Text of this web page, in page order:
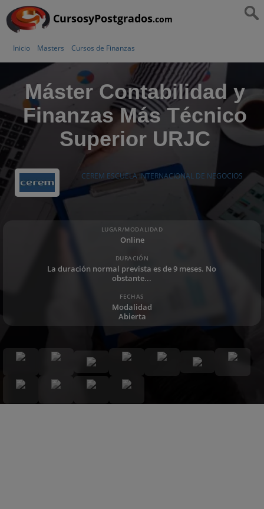
CursosyPostgrados.com
Inicio Masters Cursos de Finanzas
Máster Contabilidad y
Finanzas Más Técnico
Superior URJC
CEREM ESCUELA INTERNACIONAL DE NEGOCIOS
LUGAR/MODALIDAD
Online
DURACIÓN
La duración normal prevista es de 9 meses. No
obstante...
FECHAS
Modalidad
Abierta